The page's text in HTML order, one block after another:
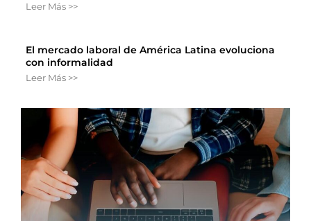
Leer Más >>
El mercado laboral de América Latina evoluciona
con informalidad
Leer Más >>